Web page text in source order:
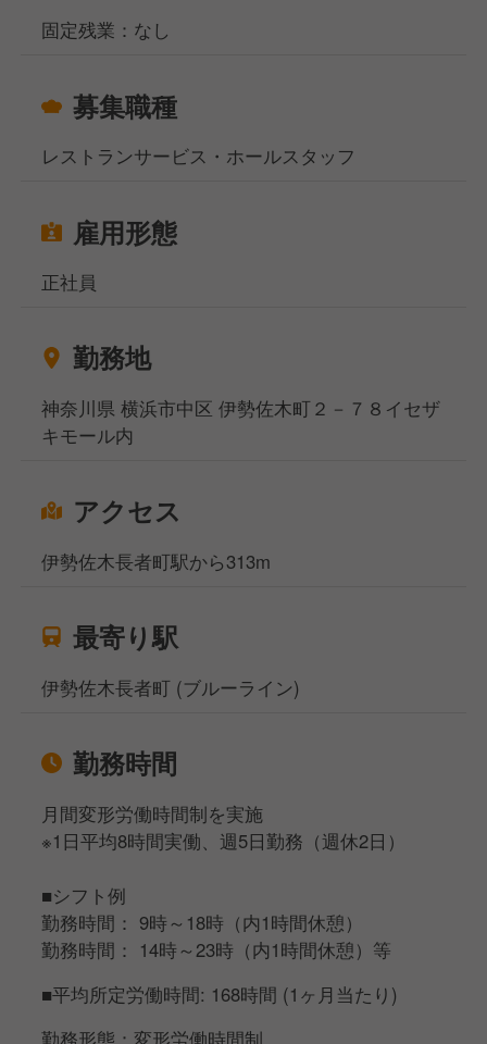
固定残業：なし
募集職種
レストランサービス・ホールスタッフ
雇用形態
正社員
勤務地
神奈川県 横浜市中区 伊勢佐木町２－７８イセザ
キモール内
アクセス
伊勢佐木長者町駅から313m
最寄り駅
伊勢佐木長者町 (ブルーライン)
勤務時間
月間変形労働時間制を実施
※1日平均8時間実働、週5日勤務（週休2日）
■シフト例
勤務時間： 9時～18時（内1時間休憩）
勤務時間： 14時～23時（内1時間休憩）等
■平均所定労働時間: 168時間 (1ヶ月当たり)
勤務形態：変形労働時間制